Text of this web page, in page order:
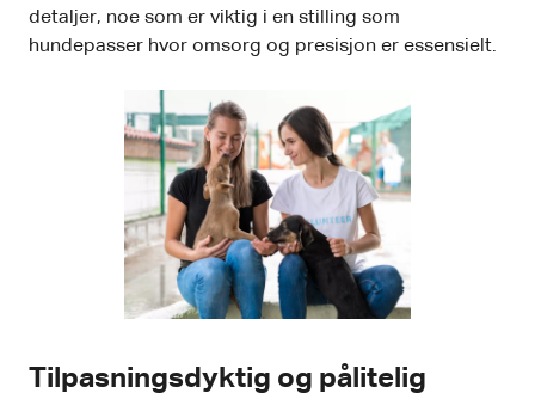
detaljer, noe som er viktig i en stilling som
hundepasser hvor omsorg og presisjon er essensielt.
Tilpasningsdyktig og pålitelig